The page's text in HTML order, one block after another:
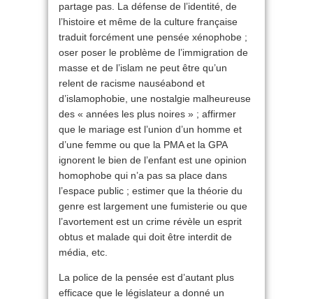
partage pas. La défense de l’identité, de
l’histoire et même de la culture française
traduit forcément une pensée xénophobe ;
oser poser le problème de l’immigration de
masse et de l’islam ne peut être qu’un
relent de racisme nauséabond et
d’islamophobie, une nostalgie malheureuse
des « années les plus noires » ; affirmer
que le mariage est l’union d’un homme et
d’une femme ou que la PMA et la GPA
ignorent le bien de l’enfant est une opinion
homophobe qui n’a pas sa place dans
l’espace public ; estimer que la théorie du
genre est largement une fumisterie ou que
l’avortement est un crime révèle un esprit
obtus et malade qui doit être interdit de
média, etc.
La police de la pensée est d’autant plus
efficace que le législateur a donné un